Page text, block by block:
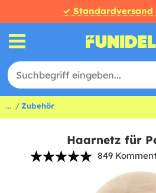
✓ Standardversand
... Zubehör
Haarnetz für
849